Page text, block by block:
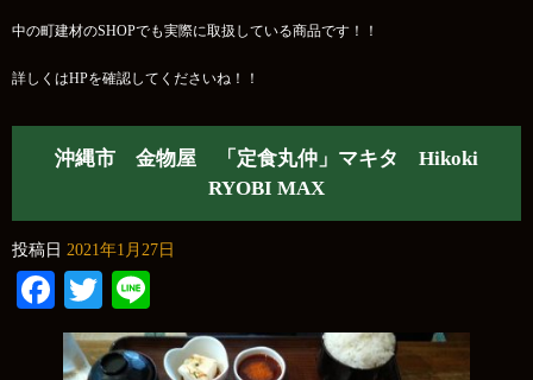
中の町建材のSHOPでも実際に取扱している商品です！！
詳しくはHPを確認してくださいね！！
沖縄市 金物屋 「定食丸仲」マキタ Hikoki
RYOBI MAX
投稿日 2021年1月27日
Facebook
Twitter